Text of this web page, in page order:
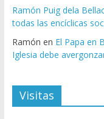
Ramón Puig dela
todas las encíclicas
Ramón en El Papa en
Iglesia debe
Visitas